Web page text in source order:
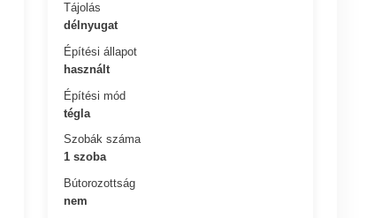
Tájolás
délnyugat
Építési állapot
használt
Építési mód
tégla
Szobák száma
1 szoba
Bútorozottság
nem